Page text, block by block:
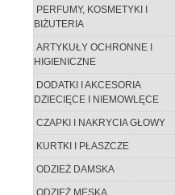
PERFUMY, KOSMETYKI I
BIŻUTERIA
ARTYKUŁY OCHRONNE I
HIGIENICZNE
DODATKI I AKCESORIA
DZIECIĘCE I NIEMOWLĘCE
CZAPKI I NAKRYCIA GŁOWY
KURTKI I PŁASZCZE
ODZIEŻ DAMSKA
ODZIEŻ MĘSKA